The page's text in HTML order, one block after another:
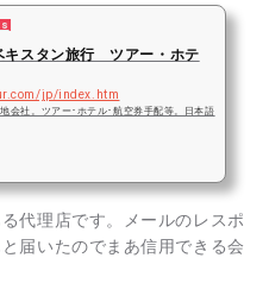
スタン旅行 ツアー・ホテ
jp/index.htm
会社。ツアー･ホテル･航空券手配等。日本語
代理店です。メールのレスポ
届いたのでまあ信用できる会